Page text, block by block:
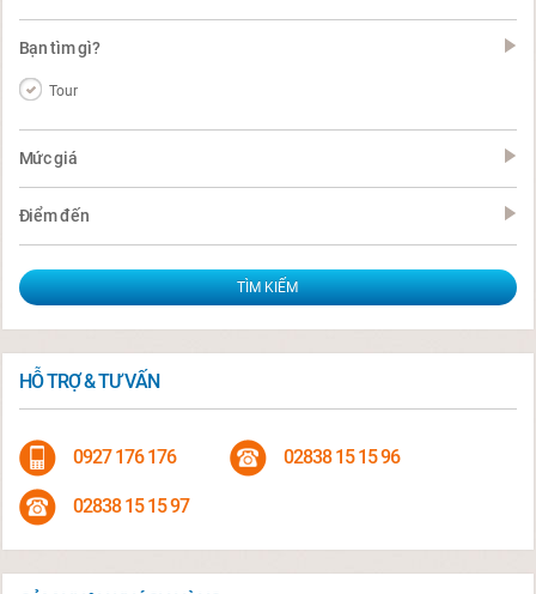
Bạn tìm gì?
Tour
Mức giá
Điểm đến
HỖ TRỢ & TƯ VẤN
0927 176 176 02838 15 15 96
02838 15 15 97